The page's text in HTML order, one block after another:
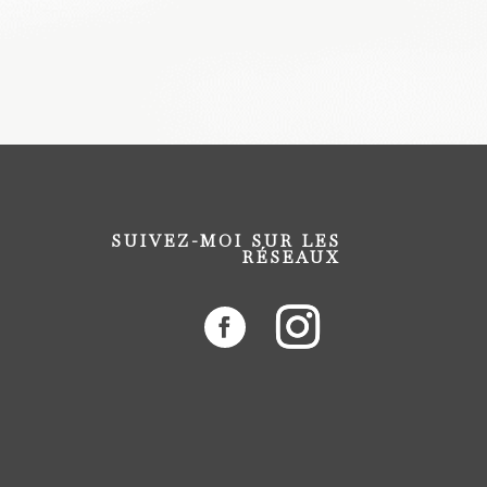
SUIVEZ-MOI SUR LES
RÉSEAUX